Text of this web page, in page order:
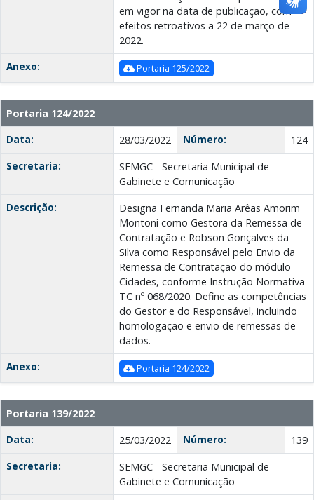
em vigor na data de publicação, com
efeitos retroativos a 22 de março de
2022.
Anexo:
Portaria 125/2022
Portaria 124/2022
Data:
28/03/2022 Número:
124
Secretaria:
SEMGC - Secretaria Municipal de
Gabinete e Comunicação
Descrição:
Designa Fernanda Maria Arêas Amorim
Montoni como Gestora da Remessa de
Contratação e Robson Gonçalves da
Silva como Responsável pelo Envio da
Remessa de Contratação do módulo
Cidades, conforme Instrução Normativa
TC nº 068/2020. Define as competências
do Gestor e do Responsável, incluindo
homologação e envio de remessas de
dados.
Anexo:
Portaria 124/2022
Portaria 139/2022
Data:
25/03/2022 Número:
139
Secretaria:
SEMGC - Secretaria Municipal de
Gabinete e Comunicação